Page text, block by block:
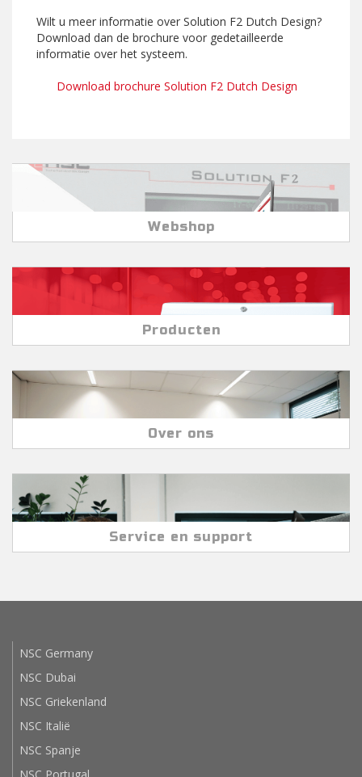
Wilt u meer informatie over Solution F2 Dutch Design?
Download dan de brochure voor gedetailleerde
informatie over het systeem.
Download brochure Solution F2 Dutch Design
Webshop
Producten
Over ons
Service en support
NSC Germany
NSC Dubai
NSC Griekenland
NSC Italië
NSC Spanje